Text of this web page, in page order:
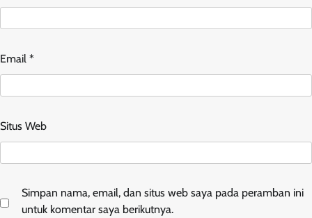
Email *
Situs Web
Simpan nama, email, dan situs web saya pada peramban ini
untuk komentar saya berikutnya.